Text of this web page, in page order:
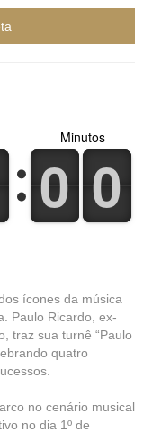
0
0
1
1 0
0
1
1
Minutos
ícones da música
Paulo Ricardo, ex-
traz sua turnê “Paulo
quatro
no cenário musical
no dia 1º de